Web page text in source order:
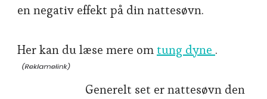
en negativ effekt på din nattesøvn.
Her kan du læse mere omtung dyne .
Generelt set er nattesøvn den